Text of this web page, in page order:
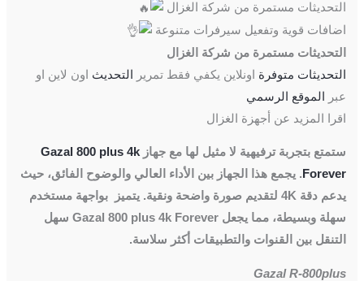
التحديثات مستمرة من شركة الغزال
اضافات قوية وتفعيل سيرفرات متنوعة
التحديثات مستمرة من شركة الغزال
التحديثات متوفرة اونلاين يكفي فقط تمرير التحديث اون لاين او
عبر
الموقع الرسمي
اقرا المزيد عن أجهزة الغزال
ستمتع بتجربة ترفيهية لا مثيل لها مع جهازGazal 800 plus 4k
Forever . يجمع هذا الجهاز بين الأداء العالي والوضوح الفائق، حيث
يدعم دقة 4K لتقديم صورة واضحة ونقية. يتميز بواجهة مستخدم
سهلة وبسيطة، مما يجعل Gazal 800 plus 4k Forever سهل
التنقل بين القنوات والتطبيقات أكثر سلاسة.
Gazal R-800plus